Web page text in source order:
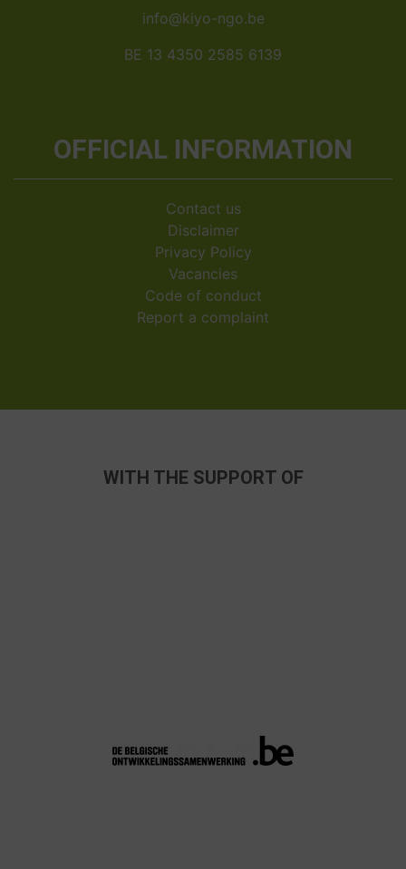
info@kiyo-ngo.be
BE 13 4350 2585 6139
OFFICIAL INFORMATION
Contact us
Disclaimer
Privacy Policy
Vacancies
Code of conduct
Report a complaint
WITH THE SUPPORT OF